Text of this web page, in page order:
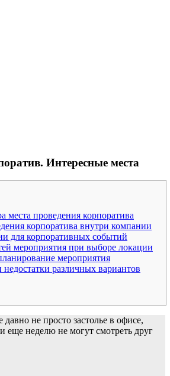
Интересные места
места проведения корпоратива
корпоратива внутри компании
для корпоративных событий
мероприятия при выборе локации
мероприятия
различных вариантов
не просто застолье в офисе,
еще неделю не могут смотреть друг